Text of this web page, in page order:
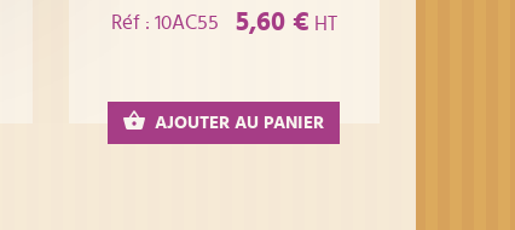
Réf : 10AC55
5,60 € HT
AJOUTER AU PANIER